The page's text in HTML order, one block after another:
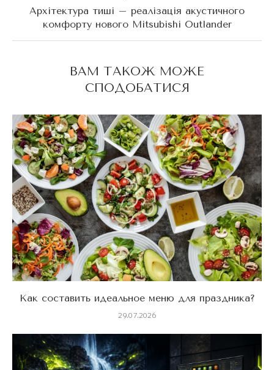
Архітектура тиші – реалізація акустичного
комфорту нового Mitsubishi Outlander
ВАМ ТАКОЖ МОЖЕ
СПОДОБАТИСЯ
Как составить идеальное меню для праздника?
29.07.2026